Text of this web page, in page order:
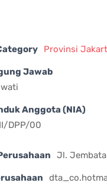
Provinsi
Jawab
Anggota (NIA)
DPP/00
Jl.